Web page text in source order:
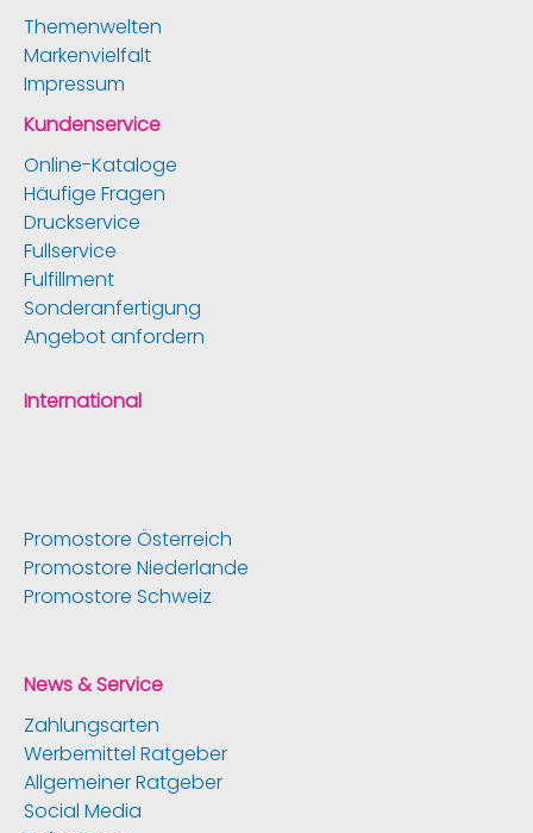
Themenwelten
Markenvielfalt
Impressum
Kundenservice
Online-Kataloge
Häufige Fragen
Druckservice
Fullservice
Fulfillment
Sonderanfertigung
Angebot anfordern
International
Promostore Österreich
Promostore Niederlande
Promostore Schweiz
News & Service
Zahlungsarten
Werbemittel Ratgeber
Allgemeiner Ratgeber
Social Media